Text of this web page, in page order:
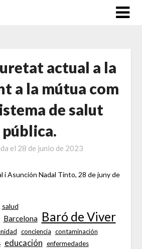
actual a la
a la mútua com
de salut
pública.
el 28 de junio de 2023
i Asunción Nadal Tinto, 28 de juny de
salud
Barcelona Baró de Viver
conciencia contaminación
educación enfermedades